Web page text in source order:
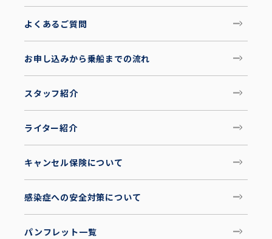
よくあるご質問
お申し込みから乗船までの流れ
スタッフ紹介
ライター紹介
キャンセル保険について
感染症への安全対策について
パンフレット一覧